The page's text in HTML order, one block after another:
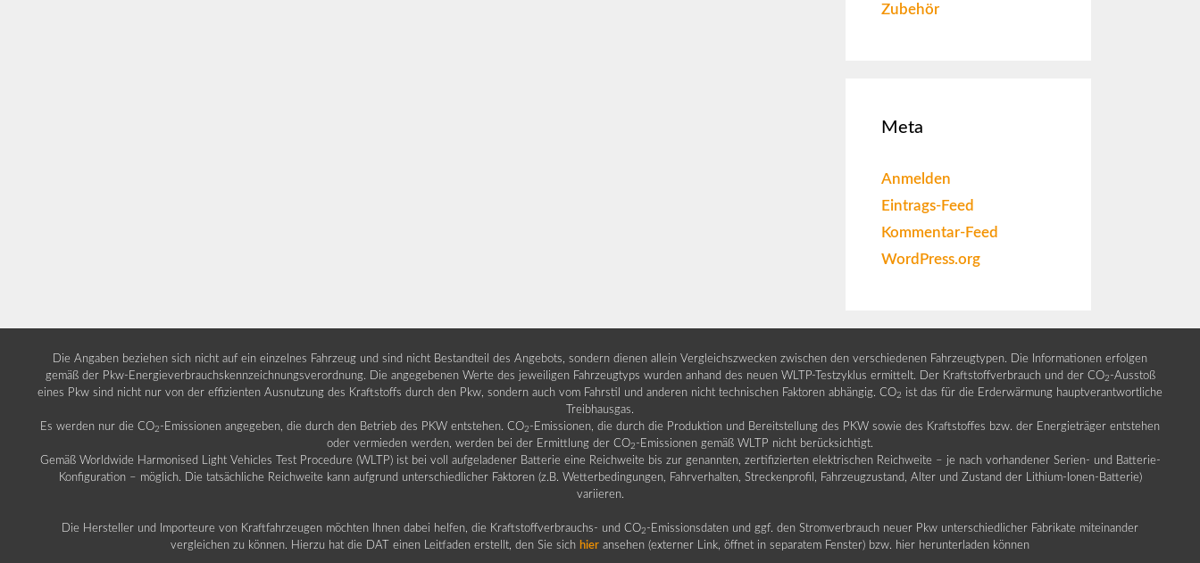
Zubehör
Meta
Anmelden
Eintrags-Feed
Kommentar-Feed
WordPress.org
Die Angaben beziehen sich nicht auf ein einzelnes Fahrzeug und sind nicht Bestandteil des Angebots, sondern dienen allein Vergleichszwecken zwischen den verschiedenen Fahrzeugtypen. Die Informationen erfolgen
gemäß der Pkw-Energieverbrauchskennzeichnungsverordnung. Die angegebenen Werte des jeweiligen Fahrzeugtyps wurden anhand des neuen WLTP-Testzyklus ermittelt. Der Kraftstoffverbrauch und der CO2 -Ausstoß
eines Pkw sind nicht nur von der effizienten Ausnutzung des Kraftstoffs durch den Pkw, sondern auch vom Fahrstil und anderen nicht technischen Faktoren abhängig. CO2 ist das für die Erderwärmung hauptverantwortliche
Treibhausgas.
Es werden nur die CO2 -Emissionen angegeben, die durch den Betrieb des PKW entstehen. CO2 -Emissionen, die durch die Produktion und Bereitstellung des PKW sowie des Kraftstoffes bzw. der Energieträger entstehen
oder vermieden werden, werden bei der Ermittlung der CO2 -Emissionen gemäß WLTP nicht berücksichtigt.
Gemäß Worldwide Harmonised Light Vehicles Test Procedure (WLTP) ist bei voll aufgeladener Batterie eine Reichweite bis zur genannten, zertifizierten elektrischen Reichweite – je nach vorhandener Serien- und Batterie-
Konfiguration – möglich. Die tatsächliche Reichweite kann aufgrund unterschiedlicher Faktoren (z.B. Wetterbedingungen, Fahrverhalten, Streckenprofil, Fahrzeugzustand, Alter und Zustand der Lithium-Ionen-Batterie)
variieren.
Die Hersteller und Importeure von Kraftfahrzeugen möchten Ihnen dabei helfen, die Kraftstoffverbrauchs- und CO2 -Emissionsdaten und ggf. den Stromverbrauch neuer Pkw unterschiedlicher Fabrikate miteinander
vergleichen zu können. Hierzu hat die DAT einen Leitfaden erstellt, den Sie sich hier ansehen (externer Link, öffnet in separatem Fenster) bzw. hier herunterladen können